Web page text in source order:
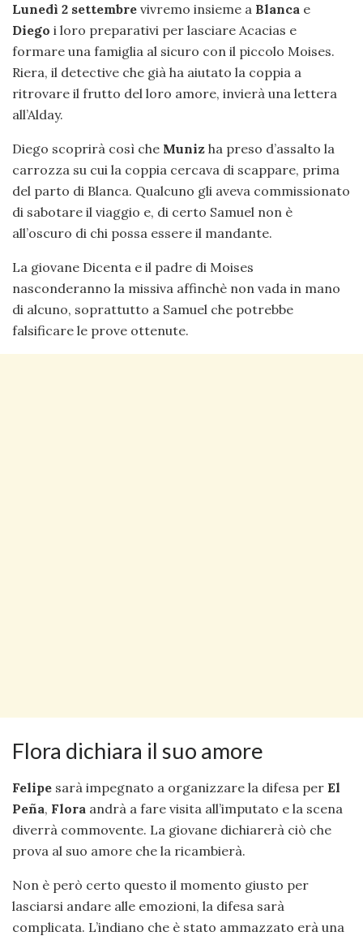
Lunedì 2 settembre vivremo insieme a Blanca e
Diego i loro preparativi per lasciare Acacias e
formare una famiglia al sicuro con il piccolo Moises.
Riera, il detective che già ha aiutato la coppia a
ritrovare il frutto del loro amore, invierà una lettera
all’Alday.
Diego scoprirà così che Muniz ha preso d’assalto la
carrozza su cui la coppia cercava di scappare, prima
del parto di Blanca. Qualcuno gli aveva commissionato
di sabotare il viaggio e, di certo Samuel non è
all’oscuro di chi possa essere il mandante.
La giovane Dicenta e il padre di Moises
nasconderanno la missiva affinchè non vada in mano
di alcuno, soprattutto a Samuel che potrebbe
falsificare le prove ottenute.
Flora dichiara il suo amore
Felipe sarà impegnato a organizzare la difesa per El
Peña, Flora andrà a fare visita all’imputato e la scena
diverrà commovente. La giovane dichiarerà ciò che
prova al suo amore che la ricambierà.
Non è però certo questo il momento giusto per
lasciarsi andare alle emozioni, la difesa sarà
complicata. L’indiano che è stato ammazzato erà una